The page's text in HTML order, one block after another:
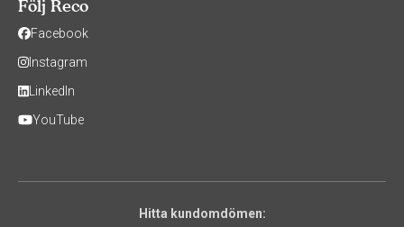
Följ Reco
Facebook
Instagram
LinkedIn
YouTube
Hitta kundomdömen: